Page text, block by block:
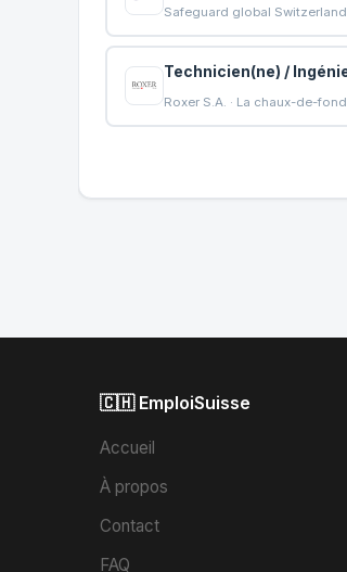
Safeguard global Switzerland
Technicien(ne) /
Roxer S.A. · La chaux-de-
🇨🇭 EmploiSuisse
Accueil
À propos
Contact
FAQ